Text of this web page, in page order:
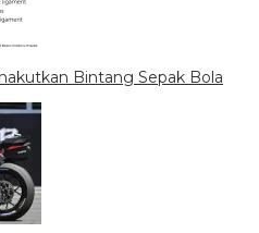
Bintang Sepak Bola